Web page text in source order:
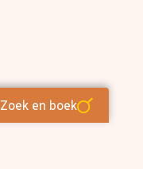
Zoek en boek